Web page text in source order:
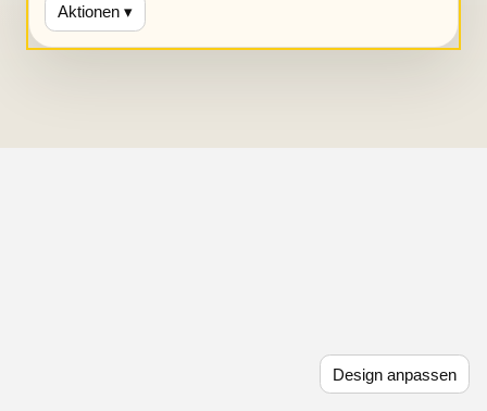
Design anpassen
Aktionen ▾